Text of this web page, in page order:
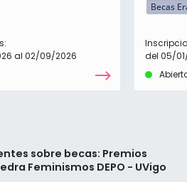
al 02/09/2026
Becas
del 05/
sobre becas: Premios
Feminismos DEPO - UVigo